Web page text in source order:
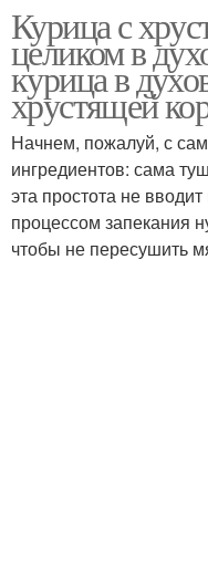
Жареная курица
Маринад для
Курица с
целиком в
курица в
хрустящей
Начнем, пожалуй, с
ингредиентов: сама
эта простота не
процессом запекания
чтобы не пересушить